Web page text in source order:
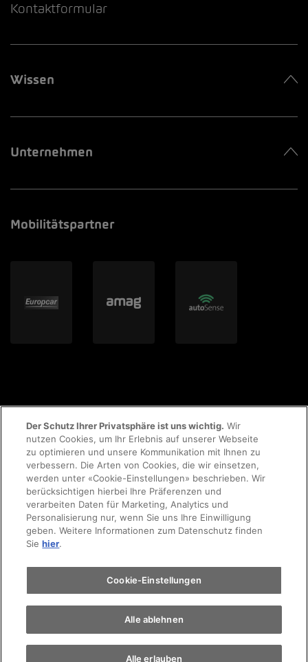
Kontaktformular
Wissen
Unternehmen
Mobilitätspartner
© 2023 AMAG Parking AG
AGB's Rechtliche Hinweise Impressum
Der Schutz Ihrer Privatsphäre ist uns wichtig. Wir
nutzen Cookies, um Ihr Erlebnis auf unserer Webseite
zu optimieren und unsere Kommunikation mit Ihnen zu
verbessern. Die Arten von Cookies, die wir einsetzen,
werden unter «Cookie-Einstellungen» beschrieben. Wir
berücksichtigen hierbei Ihre Präferenzen und
verarbeiten Daten für Marketing, Analytics und
Personalisierung nur, wenn Sie uns Ihre Einwilligung
geben. Weitere Informationen zum Datenschutz finden
Siehier.
Cookie-Einstellungen
Alle ablehnen
Alle erlauben